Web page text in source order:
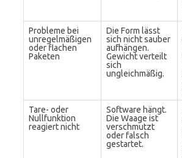
Probleme bei
unregelmäßigen
oder flachen
Paketen
Die Form lässt
sich nicht sauber
aufhängen.
Gewicht verteilt
sich
ungleichmäßig.
Tare- oder
Nullfunktion
reagiert nicht
Software hängt.
Die Waage ist
verschmutzt
oder falsch
gestartet.